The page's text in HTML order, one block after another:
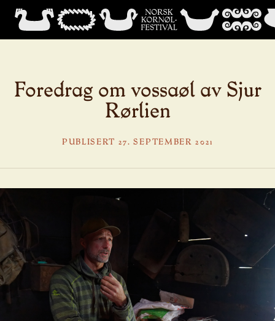
Foredrag om vossaøl av Sjur
Rørlien
PUBLISERT 27. SEPTEMBER 2021